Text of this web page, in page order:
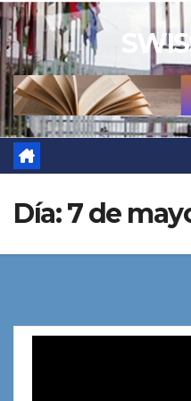
Saltar
al
contenido
Día:7 de